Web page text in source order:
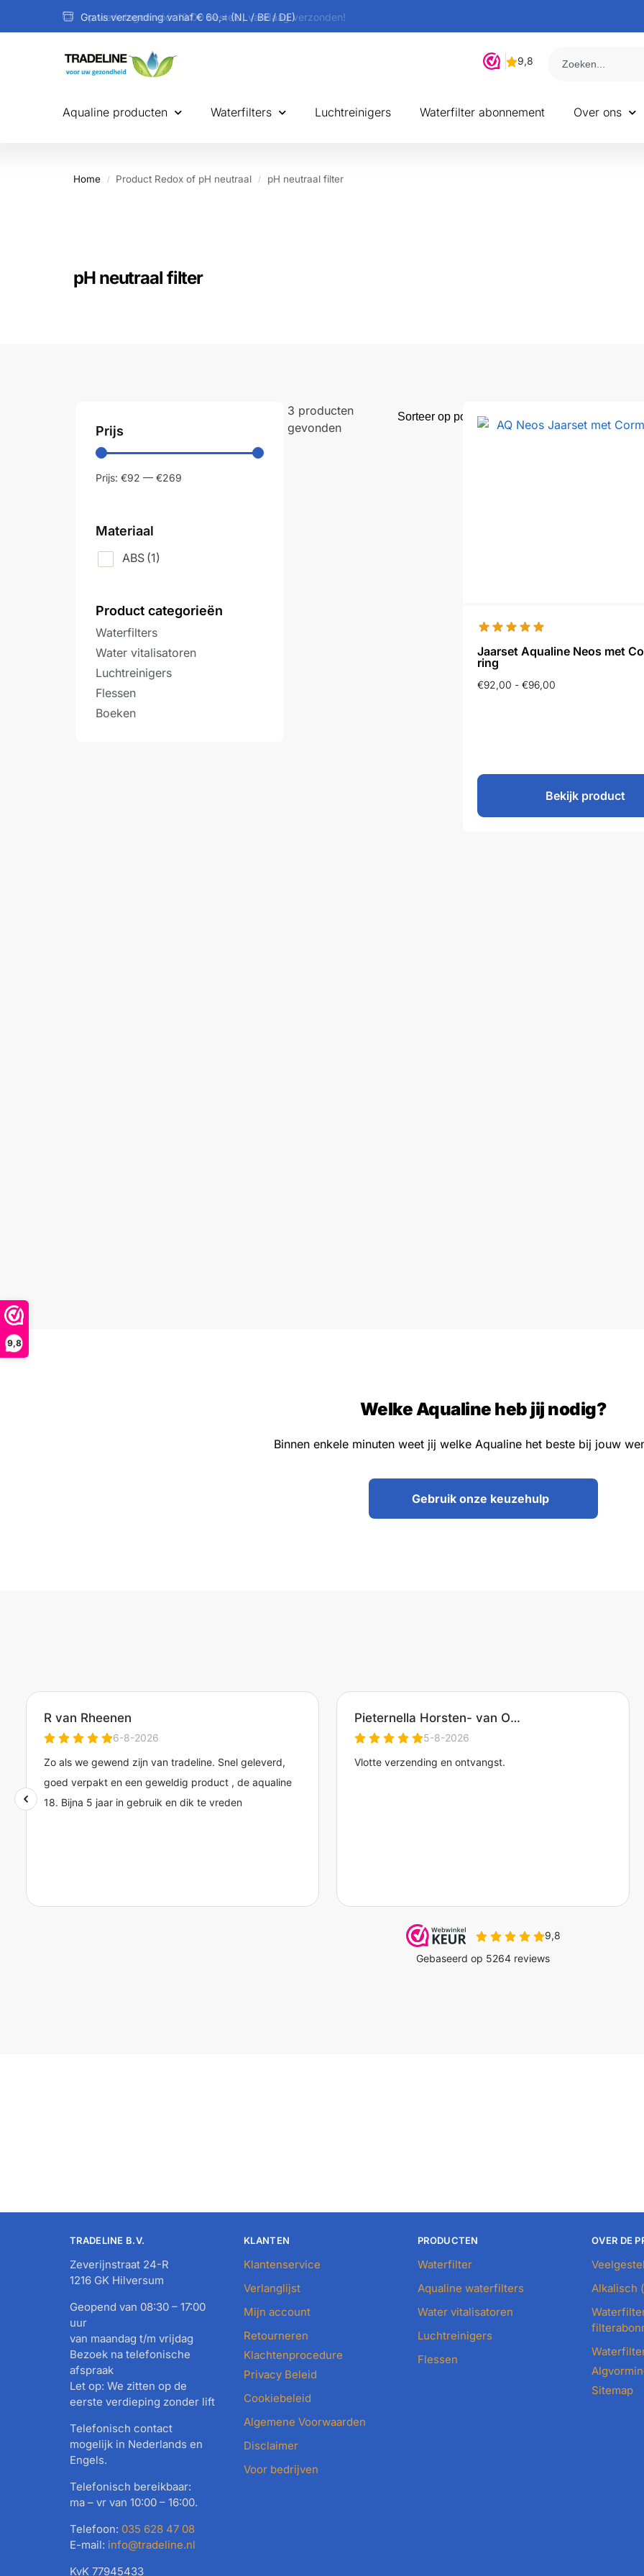
9,8
Gratis verzending vanaf € 60,= (NL / BE / DE)
Aqualine producten Waterfilters Luchtreinigers Waterfilter abonnement Over ons
Home / Product Redox of pH neutraal / pH neutraal filter
pH neutraal filter
Prijs
Prijs: €92 — €269
Materiaal
ABS (1)
Product categorieën
Waterfilters
Water vitalisatoren
Luchtreinigers
Flessen
Boeken
3 producten
gevonden
Jaarset Aqualine Neos met
ring
€92,00 - €96,00
Bekijk product
Welke Aqualine heb jij nodig?
Binnen enkele minuten weet jij welke Aqualine het beste bij jouw
Gebruik onze keuzehulp
TRADELINE B.V.
Zeverijnstraat 24-R
1216 GK Hilversum
Geopend van 08:30 – 17:00
uur
van maandag t/m vrijdag
Bezoek na telefonische
afspraak
Let op: We zitten op de
eerste verdieping zonder lift
Telefonisch contact
mogelijk in Nederlands en
Engels.
Telefonisch bereikbaar:
ma – vr van 10:00 – 16:00.
Telefoon: 035 628 47 08
E-mail: info@tradeline.nl
KvK 77945433
KLANTEN
Klantenservice
Verlanglijst
Mijn account
Retourneren
Klachtenprocedure
Privacy Beleid
Cookiebeleid
Algemene Voorwaarden
Disclaimer
Voor bedrijven
PRODUCTEN
Waterfilter
Aqualine waterfilters
Water vitalisatoren
Luchtreinigers
Flessen
OVER DE
Alkalisch
Sitemap